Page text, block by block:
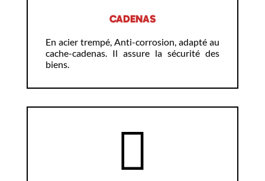
CADENAS
En acier trempé, Anti-corrosion, adapté au
cache-cadenas. Il assure la sécurité des
biens.